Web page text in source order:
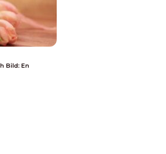
Bild: En